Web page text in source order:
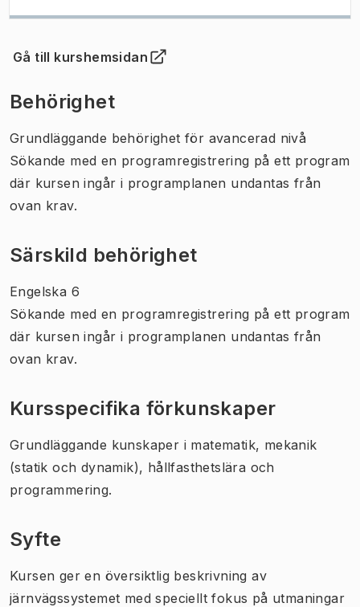
Gå till kurshemsidan
(Öppnas i ny flik)
Behörighet
Grundläggande behörighet för avancerad nivå
Sökande med en programregistrering på ett program
där kursen ingår i programplanen undantas från
ovan krav.
Särskild behörighet
Engelska 6
Sökande med en programregistrering på ett program
där kursen ingår i programplanen undantas från
ovan krav.
Kursspecifika förkunskaper
Grundläggande kunskaper i matematik, mekanik
(statik och dynamik), hållfasthetslära och
programmering.
Syfte
Kursen ger en översiktlig beskrivning av
järnvägssystemet med speciellt fokus på utmaningar